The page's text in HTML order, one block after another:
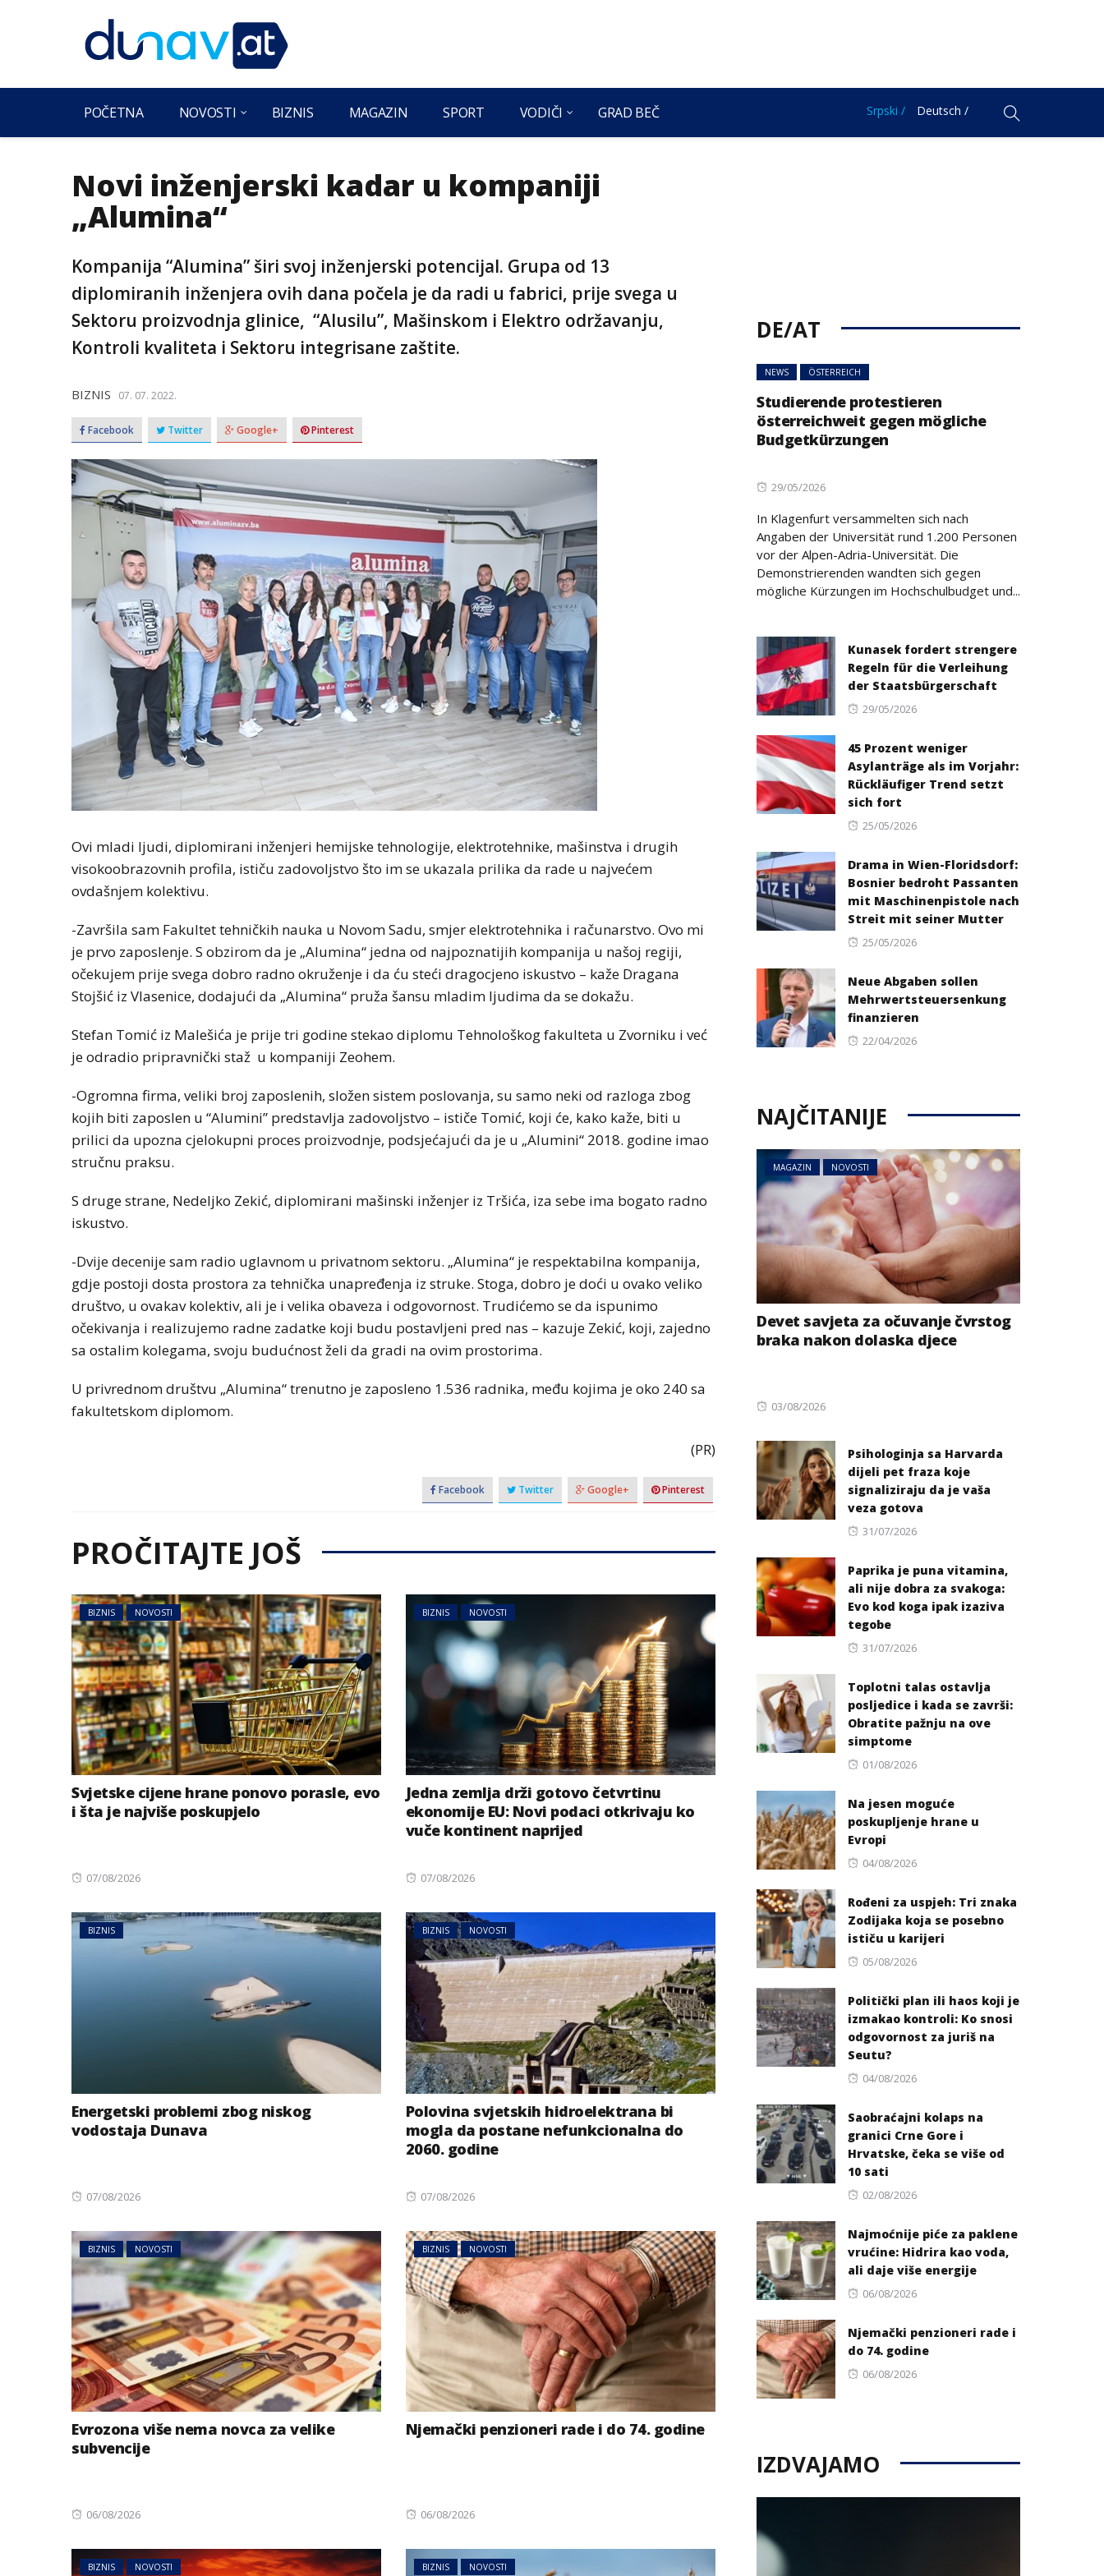
POČETNA NOVOSTI BIZNIS MAGAZIN SPORT VODIČI GRAD BEČ Srpski / Deutsch /
Novi inženjerski kadar u kompaniji
„Alumina“
Kompanija “Alumina” širi svoj inženjerski potencijal. Grupa od 13
diplomiranih inženjera ovih dana počela je da radi u fabrici, prije svega u
Sektoru proizvodnja glinice, “Alusilu”, Mašinskom i Elektro održavanju,
Kontroli kvaliteta i Sektoru integrisane zaštite.
BIZNIS 07. 07. 2022.
Facebook Twitter Google+ Pinterest
Ovi mladi ljudi, diplomirani inženjeri hemijske tehnologije, elektrotehnike, mašinstva i drugih
visokoobrazovnih profila, ističu zadovoljstvo što im se ukazala prilika da rade u najvećem
ovdašnjem kolektivu.
-Završila sam Fakultet tehničkih nauka u Novom Sadu, smjer elektrotehnika i računarstvo. Ovo mi
je prvo zaposlenje. S obzirom da je „Alumina“ jedna od najpoznatijih kompanija u našoj regiji,
očekujem prije svega dobro radno okruženje i da ću steći dragocjeno iskustvo – kaže Dragana
Stojšić iz Vlasenice, dodajući da „Alumina“ pruža šansu mladim ljudima da se dokažu.
Stefan Tomić iz Malešića je prije tri godine stekao diplomu Tehnološkog fakulteta u Zvorniku i već
je odradio pripravnički staž u kompaniji Zeohem.
-Ogromna firma, veliki broj zaposlenih, složen sistem poslovanja, su samo neki od razloga zbog
kojih biti zaposlen u “Alumini” predstavlja zadovoljstvo – ističe Tomić, koji će, kako kaže, biti u
prilici da upozna cjelokupni proces proizvodnje, podsjećajući da je u „Alumini“ 2018. godine imao
stručnu praksu.
S druge strane, Nedeljko Zekić, diplomirani mašinski inženjer iz Tršića, iza sebe ima bogato radno
iskustvo.
-Dvije decenije sam radio uglavnom u privatnom sektoru. „Alumina“ je respektabilna kompanija,
gdje postoji dosta prostora za tehnička unapređenja iz struke. Stoga, dobro je doći u ovako veliko
društvo, u ovakav kolektiv, ali je i velika obaveza i odgovornost. Trudićemo se da ispunimo
očekivanja i realizujemo radne zadatke koji budu postavljeni pred nas – kazuje Zekić, koji, zajedno
sa ostalim kolegama, svoju budućnost želi da gradi na ovim prostorima.
U privrednom društvu „Alumina“ trenutno je zaposleno 1.536 radnika, među kojima je oko 240 sa
fakultetskom diplomom.
(PR)
Facebook Twitter Google+ Pinterest
PROČITAJTE JOŠ
BIZNIS NOVOSTI
Svjetske cijene hrane ponovo porasle, evo
i šta je najviše poskupjelo
Posted
07/08/2026
BIZNIS NOVOSTI
Jedna zemlja drži gotovo četvrtinu
ekonomije EU: Novi podaci otkrivaju ko
vuče kontinent naprijed
Posted
07/08/2026
BIZNIS
Energetski problemi zbog niskog
vodostaja Dunava
Posted
07/08/2026
BIZNIS NOVOSTI
Polovina svjetskih hidroelektrana bi
mogla da postane nefunkcionalna do
2060. godine
Posted
07/08/2026
BIZNIS NOVOSTI
Evrozona više nema novca za velike
subvencije
Posted
06/08/2026
BIZNIS NOVOSTI
Njemački penzioneri rade i do 74. godine
Posted
06/08/2026
BIZNIS NOVOSTI BIZNIS NOVOSTI
DE/AT
NEWS ÖSTERREICH
Studierende protestieren
österreichweit gegen mögliche
Budgetkürzungen
Posted
29/05/2026
In Klagenfurt versammelten sich nach
Angaben der Universität rund 1.200 Personen
vor der Alpen-Adria-Universität. Die
Demonstrierenden wandten sich gegen
mögliche Kürzungen im Hochschulbudget und...
Kunasek fordert strengere
Regeln für die Verleihung
der Staatsbürgerschaft
Posted
29/05/2026
45 Prozent weniger
Asylanträge als im Vorjahr:
Rückläufiger Trend setzt
sich fort
Posted
25/05/2026
Drama in Wien-Floridsdorf:
Bosnier bedroht Passanten
mit Maschinenpistole nach
Streit mit seiner Mutter
Posted
25/05/2026
Neue Abgaben sollen
Mehrwertsteuersenkung
finanzieren
Posted
22/04/2026
NAJČITANIJE
MAGAZIN NOVOSTI
Devet savjeta za očuvanje čvrstog
braka nakon dolaska djece
Posted
03/08/2026
Psihologinja sa Harvarda
dijeli pet fraza koje
signaliziraju da je vaša
veza gotova
Posted
31/07/2026
Paprika je puna vitamina,
ali nije dobra za svakoga:
Evo kod koga ipak izaziva
tegobe
Posted
31/07/2026
Toplotni talas ostavlja
posljedice i kada se završi:
Obratite pažnju na ove
simptome
Posted
01/08/2026
Na jesen moguće
poskupljenje hrane u
Evropi
Posted
04/08/2026
Rođeni za uspjeh: Tri znaka
Zodijaka koja se posebno
ističu u karijeri
Posted
05/08/2026
Politički plan ili haos koji je
izmakao kontroli: Ko snosi
odgovornost za juriš na
Seutu?
Posted
04/08/2026
Saobraćajni kolaps na
granici Crne Gore i
Hrvatske, čeka se više od
10 sati
Posted
02/08/2026
Najmoćnije piće za paklene
vrućine: Hidrira kao voda,
ali daje više energije
Posted
06/08/2026
Njemački penzioneri rade i
do 74. godine
Posted
06/08/2026
IZDVAJAMO